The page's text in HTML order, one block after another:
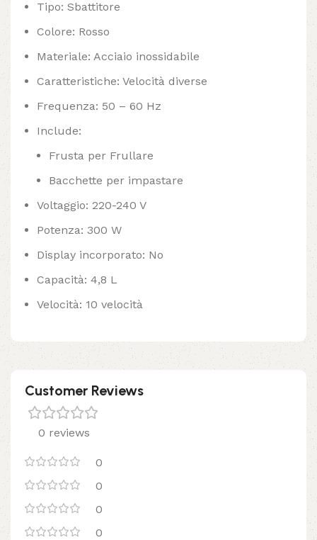
Tipo: Sbattitore
Colore: Rosso
Materiale: Acciaio inossidabile
Caratteristiche: Velocità diverse
Frequenza: 50 – 60 Hz
Include:
Frusta per Frullare
Bacchette per impastare
Voltaggio: 220-240 V
Potenza: 300 W
Display incorporato: No
Capacità: 4,8 L
Velocità: 10 velocità
Customer Reviews
0 reviews
0
0
0
0